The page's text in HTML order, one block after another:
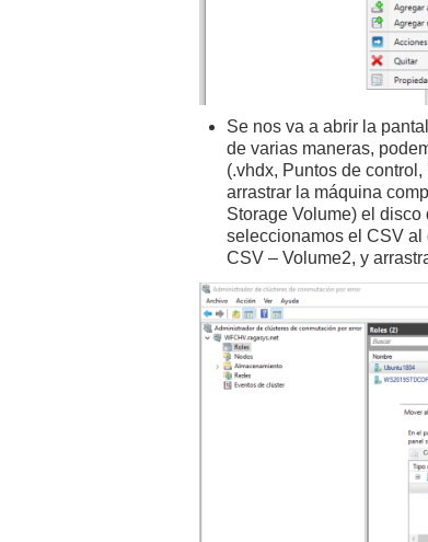
Se nos va a abrir la
de varias maneras,
(.vhdx, Puntos de
arrastrar la máquina
Storage Volume) el
seleccionamos el CSV al
CSV – Volume2, y